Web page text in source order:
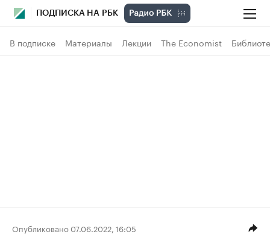
ПОДПИСКА НА РБК
В подписке Материалы Лекции The Economist
Опубликовано 07.06.2022, 16:05